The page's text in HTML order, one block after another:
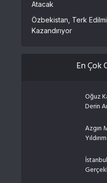
Atacak
Özbekistan, Terk
Kazandırıyor
En Çok
Oğuz
Derin
Azgın